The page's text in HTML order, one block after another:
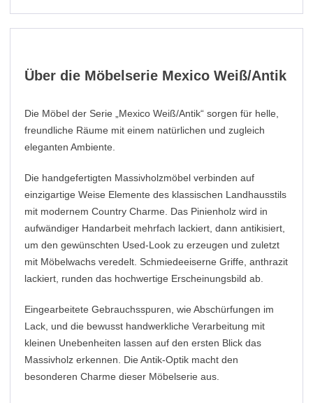
Über die Möbelserie Mexico Weiß/Antik
Die Möbel der Serie „Mexico Weiß/Antik“ sorgen für helle,
freundliche Räume mit einem natürlichen und zugleich
eleganten Ambiente.
Die handgefertigten Massivholzmöbel verbinden auf
einzigartige Weise Elemente des klassischen Landhausstils
mit modernem Country Charme. Das Pinienholz wird in
aufwändiger Handarbeit mehrfach lackiert, dann antikisiert,
um den gewünschten Used-Look zu erzeugen und zuletzt
mit Möbelwachs veredelt. Schmiedeeiserne Griffe, anthrazit
lackiert, runden das hochwertige Erscheinungsbild ab.
Eingearbeitete Gebrauchsspuren, wie Abschürfungen im
Lack, und die bewusst handwerkliche Verarbeitung mit
kleinen Unebenheiten lassen auf den ersten Blick das
Massivholz erkennen. Die Antik-Optik macht den
besonderen Charme dieser Möbelserie aus.